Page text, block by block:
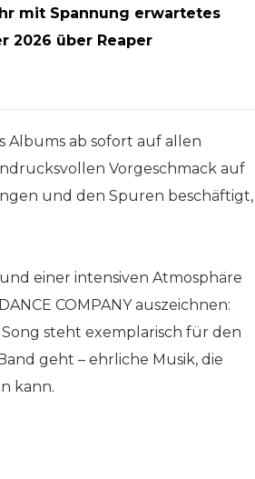
mit Spannung erwartetes
2026 über Reaper
Albums ab sofort auf allen
Vorgeschmack auf
und den Spuren beschäftigt,
einer intensiven Atmosphäre
COMPANY auszeichnen:
steht exemplarisch für den
geht – ehrliche Musik, die
kann.